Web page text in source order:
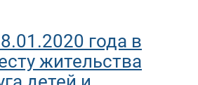
года в
жительства